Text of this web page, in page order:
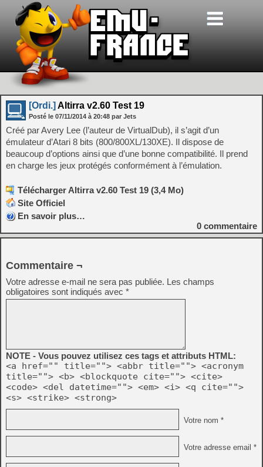
[Ordi.] Altirra v2.60 Test 19
Posté le 07/11/2014 à 20:48 par Jets
Créé par Avery Lee (l’auteur de VirtualDub), il s’agit d’un
émulateur d’Atari 8 bits (800/800XL/130XE). Il dispose de
beaucoup d’options ainsi que d’une bonne compatibilité. Il prend
en charge les jeux protégés conformément à l’émulation.
Télécharger Altirra v2.60 Test 19 (3,4 Mo)
Site Officiel
En savoir plus…
0 commentaire
Commentaire ¬
Votre adresse e-mail ne sera pas publiée. Les champs
obligatoires sont indiqués avec *
NOTE - Vous pouvez utilisez ces tags et attributs HTML:
<a href="" title=""> <abbr title=""> <acronym
title=""> <b> <blockquote cite=""> <cite>
<code> <del datetime=""> <em> <i> <q cite="">
<s> <strike> <strong>
Votre nom *
Votre adresse email *